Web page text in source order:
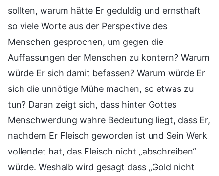
sollten, warum hätte Er geduldig und ernsthaft
so viele Worte aus der Perspektive des
Menschen gesprochen, um gegen die
Auffassungen der Menschen zu kontern? Warum
würde Er sich damit befassen? Warum würde Er
sich die unnötige Mühe machen, so etwas zu
tun? Daran zeigt sich, dass hinter Gottes
Menschwerdung wahre Bedeutung liegt, dass Er,
nachdem Er Fleisch geworden ist und Sein Werk
vollendet hat, das Fleisch nicht „abschreiben“
würde. Weshalb wird gesagt dass „Gold nicht